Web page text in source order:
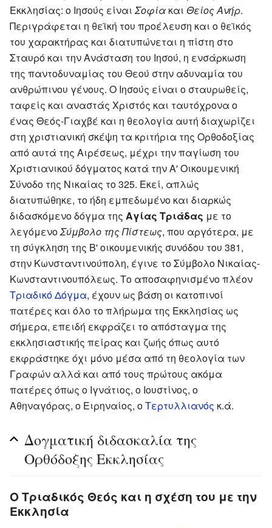
Εκκλησίας: ο Ιησούς είναι Σοφία και Θείος Ανήρ.
Περιγράφεται η θεϊκή του προέλευση και ο θεϊκός
του χαρακτήρας και διατυπώνεται η πίστη στο
Σταυρό και την Ανάσταση του Ιησού, η ενσάρκωση
της παντοδυναμίας του Θεού στην αδυναμία του
ανθρώπινου γένους. Ο Ιησούς είναι ο σταυρωθείς,
ταφείς και αναστάς Χριστός και ταυτόχρονα ο
ένας Θεός-Γιαχβέ και η θεολογία αυτή διαχωρίζει
στη χριστιανική σκέψη τα κριτήρια της Ορθοδοξίας
από αυτά της Αιρέσεως, μέχρι την παγίωση του
Χριστιανικού δόγματος κατά την Α' Οικουμενική
Σύνοδο της Νικαίας το 325. Εκεί, απλώς
διατυπώθηκε, το ήδη εμπεδωμένο και διαρκώς
διδασκόμενο δόγμα της Αγίας Τριάδας με το
λεγόμενοΣύμβολο της Πίστεως, που αργότερα, με
τη σύγκληση της Β' οικουμενικής συνόδου του 381,
στην Κωνσταντινούπολη, έγινε το Σύμβολο Νικαίας-
Κωνσταντινουπόλεως. Το αποσαφηνισμένο πλέον
Τριαδικό Δόγμα, έχουν ως βάση οι κατοπινοί
πατέρες και όλο το πλήρωμα της Εκκλησίας ως
σήμερα, επειδή εκφράζει το απόσταγμα της
εκκλησιαστικής πείρας και ζωής όπως αυτό
εκφράστηκε όχι μόνο μέσα από τη θεολογία των
Γραφών αλλά και από τους πρώτους ακόμα
πατέρες όπως ο Ιγνάτιος, ο Ιουστίνος, ο
Αθηναγόρας, ο Ειρηναίος, οΤερτυλλιανός κ.ά.
Δογματική διδασκαλία της
Ορθόδοξης Εκκλησίας
Ο Τριαδικός Θεός και η σχέση του με την
Εκκλησία